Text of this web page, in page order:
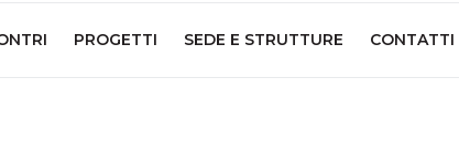
PROGETTI SEDE E STRUTTURE CONTATTI